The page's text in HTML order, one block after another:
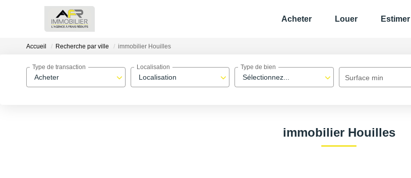
Acheter Louer Estimer
Accueil Recherche par ville immobilier Houilles
Acheter
Type de transaction
Localisation
Localisation
Sélectionnez...
Type de bien
Surface min
immobilier Houilles